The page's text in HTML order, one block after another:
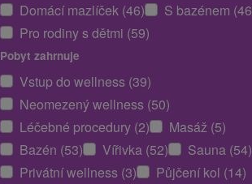
Domácí mazlíček (46)
S bazénem
Pro rodiny s dětmi (59)
Pobyt zahrnuje
Vstup do wellness (39)
Neomezený wellness (50)
Léčebné procedury (2)
Masáž (5)
Bazén (53)
Vířivka (52)
Sauna (54)
Privátní wellness (3)
Půjčení kol (14)